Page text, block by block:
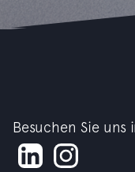
Besuchen Sie uns